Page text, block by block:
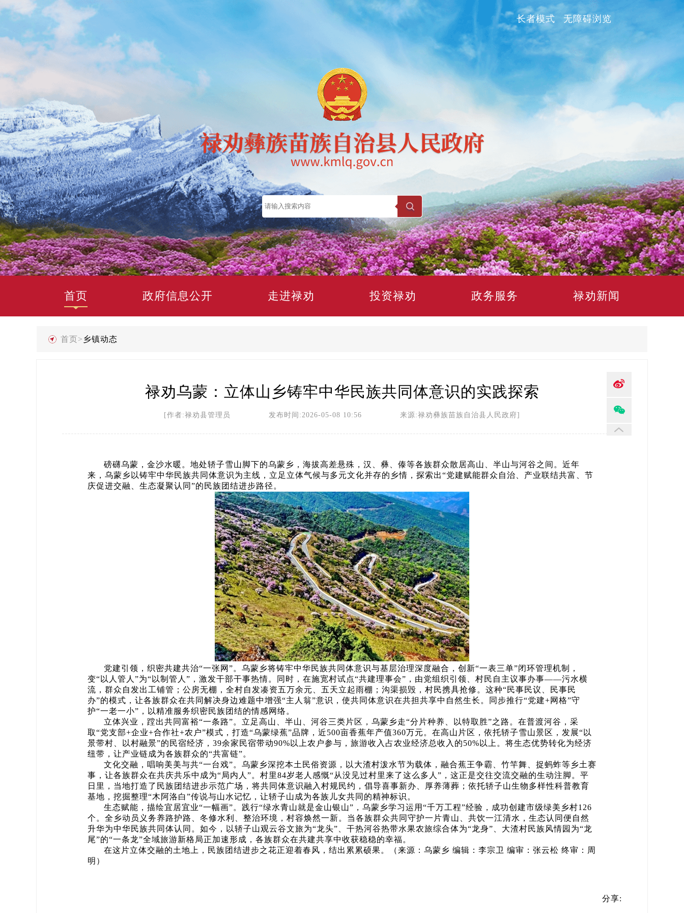
无障碍浏览
长者模式
首页 政府信息公开 走进禄劝 投资禄劝 政务服务 禄劝新闻
首页> 乡镇动态
禄劝乌蒙：立体山乡铸牢中华民族共同体意识的实践探索
[作者:禄劝县管理员 发布时间:2026-05-08 10:56 来源:禄劝彝族苗族自治县人民政府]
磅礴乌蒙，金沙水暖。地处轿子雪山脚下的乌蒙乡，海拔高差悬殊，汉、彝、傣等各族群众散居高山、半山与河谷之间。近年
来，乌蒙乡以铸牢中华民族共同体意识为主线，立足立体气候与多元文化并存的乡情，探索出“党建赋能群众自治、产业联结共富、节
庆促进交融、生态凝聚认同”的民族团结进步路径。
党建引领，织密共建共治“一张网”。乌蒙乡将铸牢中华民族共同体意识与基层治理深度融合，创新“一表三单”闭环管理机制，
变“以人管人”为“以制管人”，激发干部干事热情。同时，在施宽村试点“共建理事会”，由党组织引领、村民自主议事办事——污水横
流，群众自发出工铺管；公房无棚，全村自发凑资五万余元、五天立起雨棚；沟渠损毁，村民携具抢修。这种“民事民议、民事民
办”的模式，让各族群众在共同解决身边难题中增强“主人翁”意识，使共同体意识在共担共享中自然生长。同步推行“党建+网格”守
护“一老一小”，以精准服务织密民族团结的情感网络。
立体兴业，蹚出共同富裕“一条路”。立足高山、半山、河谷三类片区，乌蒙乡走“分片种养、以特取胜”之路。在普渡河谷，采
取“党支部+企业+合作社+农户”模式，打造“乌蒙绿蕉”品牌，近500亩香蕉年产值360万元。在高山片区，依托轿子雪山景区，发展“以
景带村、以村融景”的民宿经济，39余家民宿带动90%以上农户参与，旅游收入占农业经济总收入的50%以上。将生态优势转化为经济
纽带，让产业链成为各族群众的“共富链”。
文化交融，唱响美美与共“一台戏”。乌蒙乡深挖本土民俗资源，以大渣村泼水节为载体，融合蕉王争霸、竹竿舞、捉蚂蚱等乡土赛
事，让各族群众在共庆共乐中成为“局内人”。村里84岁老人感慨“从没见过村里来了这么多人”，这正是交往交流交融的生动注脚。平
日里，当地打造了民族团结进步示范广场，将共同体意识融入村规民约，倡导喜事新办、厚养薄葬；依托轿子山生物多样性科普教育
基地，挖掘整理“木阿洛白”传说与山水记忆，让轿子山成为各族儿女共同的精神标识。
生态赋能，描绘宜居宜业“一幅画”。践行“绿水青山就是金山银山”，乌蒙乡学习运用“千万工程”经验，成功创建市级绿美乡村126
个。全乡动员义务养路护路、冬修水利、整治环境，村容焕然一新。当各族群众共同守护一片青山、共饮一江清水，生态认同便自然
升华为中华民族共同体认同。如今，以轿子山观云谷文旅为“龙头”、干热河谷热带水果农旅综合体为“龙身”、大渣村民族风情园为“龙
尾”的“一条龙”全域旅游新格局正加速形成，各族群众在共建共享中收获稳稳的幸福。
在这片立体交融的土地上，民族团结进步之花正迎着春风，结出累累硕果。（来源：乌蒙乡 编辑：李宗卫 编审：张云松 终审：周
明）
分享: